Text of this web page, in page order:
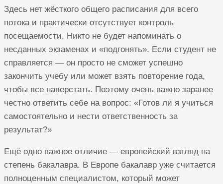
Здесь нет жёсткого общего расписания для всего
потока и практически отсутствует контроль
посещаемости. Никто не будет напоминать о
несданных экзаменах и «подгонять». Если студент не
справляется — он просто не сможет успешно
закончить учебу или может взять повторение года,
чтобы все наверстать. Поэтому очень важно заранее
честно ответить себе на вопрос: «Готов ли я учиться
самостоятельно и нести ответственность за
результат?»
Ещё одно важное отличие — европейский взгляд на
степень бакалавра. В Европе бакалавр уже считается
полноценным специалистом, который может